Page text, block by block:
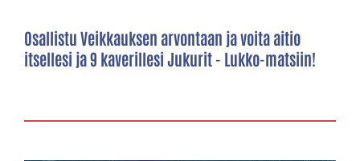
Osallistu Veikkauksen arvontaan ja voita aitio
itsellesi ja 9 kaverillesi Jukurit - Lukko-matsiin!